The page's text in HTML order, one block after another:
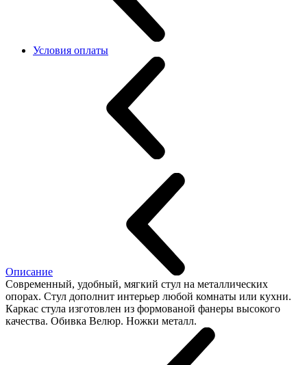
Условия оплаты
Описание
Современный, удобный, мягкий стул на металлических
опорах. Стул дополнит интерьер любой комнаты или кухни.
Каркас стула изготовлен из формованой фанеры высокого
качества. Обивка Велюр. Ножки металл.